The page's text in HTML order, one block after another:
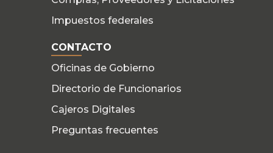
Impuestos federales
CONTACTO
Oficinas de Gobierno
Directorio de Funcionarios
Cajeros Digitales
Preguntas frecuentes